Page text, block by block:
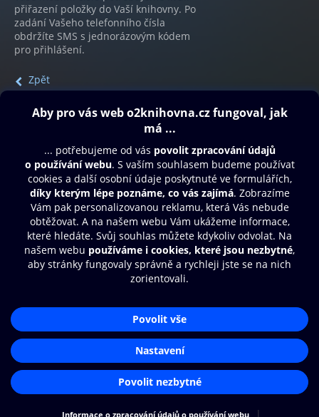
přiřazení položky do Vaší knihovny. Po
zadání Vašeho telefonního čísla
obdržíte SMS s jednorázovým kódem
pro přihlášení.
Zpět
Obsah ke stažení
Moje O2 Knihovna
Další zábava
© O2 Czech Republic a.s.
Přístupnost
Zásady zpracování osobních údajů
Nastavení cookies
Aplikace O2 Knihovna
Čti a poslouchej své e-knihy a
audioknihy rychleji a pohodlněji.